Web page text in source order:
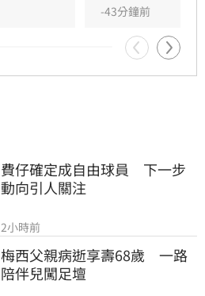
-43分鐘前
費仔確定成自由球員　下一步
動向引人關注
2小時前
梅西父親病逝享壽68歲　一路
陪伴兒闖足壇